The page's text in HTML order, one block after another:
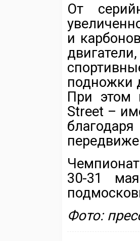
От
и
подножки
При этом
Street –
30-31
Фото: